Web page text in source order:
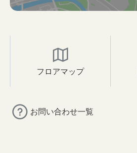
フロアマップ
お問い合わせ一覧